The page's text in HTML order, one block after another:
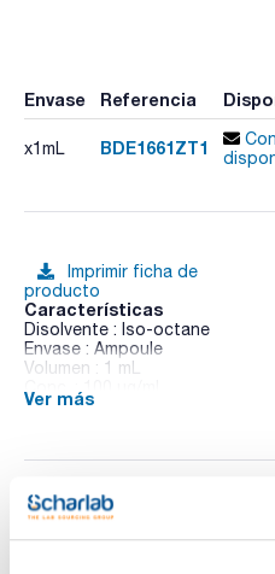
Envase Referencia
x1mL BDE1661ZT1
Imprimir ficha de
producto
Características
Disolvente : Iso-octane
Envase : Ampoule
Volumen : 1 mL
CAS : [189084-58-0]
Ver más
Documentación técnica